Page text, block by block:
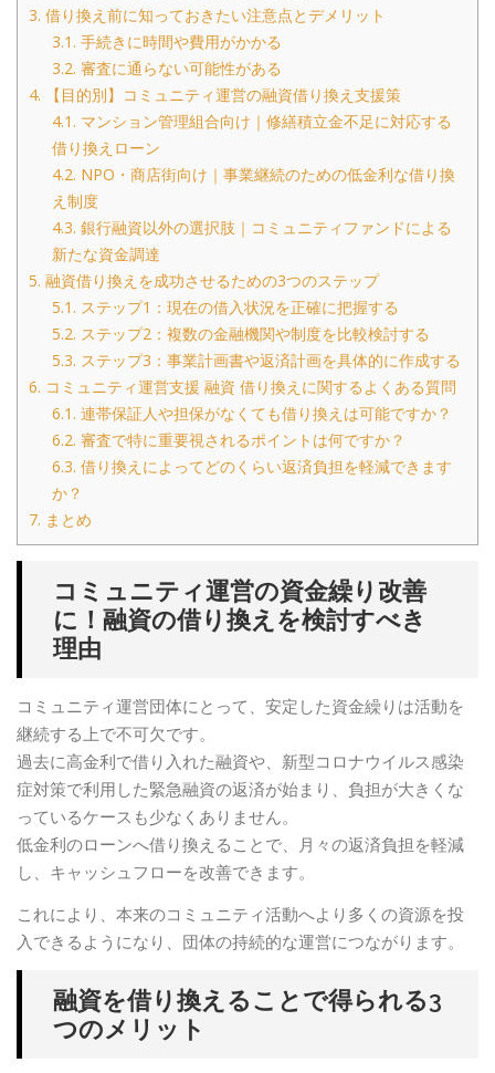
3. 借り換え前に知っておきたい注意点とデメリット
3.1. 手続きに時間や費用がかかる
3.2. 審査に通らない可能性がある
4. 【目的別】コミュニティ運営の融資借り換え支援策
4.1. マンション管理組合向け｜修繕積立金不足に対応する
借り換えローン
4.2. NPO・商店街向け｜事業継続のための低金利な借り換
え制度
4.3. 銀行融資以外の選択肢｜コミュニティファンドによる
新たな資金調達
5. 融資借り換えを成功させるための3つのステップ
5.1. ステップ1：現在の借入状況を正確に把握する
5.2. ステップ2：複数の金融機関や制度を比較検討する
5.3. ステップ3：事業計画書や返済計画を具体的に作成する
6. コミュニティ運営支援 融資 借り換えに関するよくある質問
6.1. 連帯保証人や担保がなくても借り換えは可能ですか？
6.2. 審査で特に重要視されるポイントは何ですか？
6.3. 借り換えによってどのくらい返済負担を軽減できます
か？
7. まとめ
コミュニティ運営の資金繰り改善
に！融資の借り換えを検討すべき
理由
コミュニティ運営団体にとって、安定した資金繰りは活動を
継続する上で不可欠です。
過去に高金利で借り入れた融資や、新型コロナウイルス感染
症対策で利用した緊急融資の返済が始まり、負担が大きくな
っているケースも少なくありません。
低金利のローンへ借り換えることで、月々の返済負担を軽減
し、キャッシュフローを改善できます。
これにより、本来のコミュニティ活動へより多くの資源を投
入できるようになり、団体の持続的な運営につながります。
融資を借り換えることで得られる3
つのメリット